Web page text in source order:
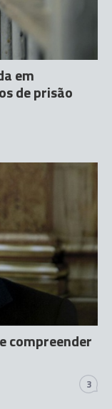
em
de prisão
compreender
3